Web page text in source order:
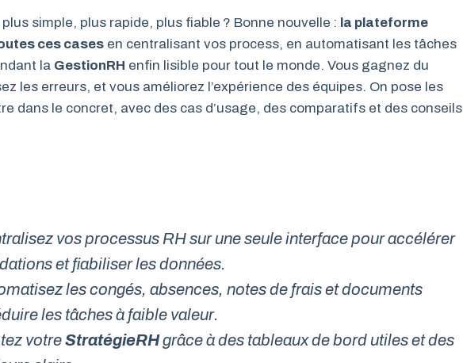
simple, plus rapide, plus fiable ? Bonne nouvelle : la plateforme
ces cases en centralisant vos process, en automatisant les tâches
la GestionRH enfin lisible pour tout le monde. Vous gagnez du
les erreurs, et vous améliorez l’expérience des équipes. On pose les
dans le concret, avec des cas d’usage, des comparatifs et des conseils
vos processus RH sur une seule interface pour accélérer
et fiabiliser les données.
les congés, absences, notes de frais et documents
les tâches à faible valeur.
votreStratégieRHgrâce à des tableaux de bord utiles et des